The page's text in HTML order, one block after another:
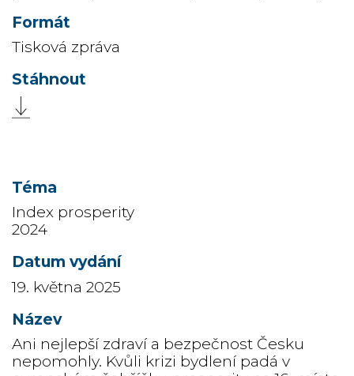
Tisková zpráva
Index prosperity
2024
19. května 2025
Ani nejlepší zdraví a bezpečnost Česku
nepomohly. Kvůli krizi bydlení padá v